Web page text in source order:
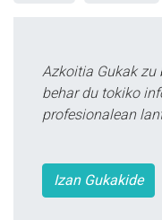
Azkoitia Gukak zu
behar du tokiko
profesionalean
Izan Gukakide